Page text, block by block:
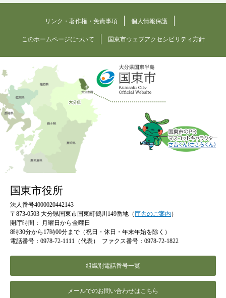
リンク・著作権・免責事項 個人情報保護
このホームページについて 国東市ウェブアクセシビリティ方針
国東市役所
法人番号4000020442143
〒873-0503 大分県国東市国東町鶴川149番地（庁舎のご案内 ）
開庁時間：
月曜日から金曜日
8時30分から17時00分まで（祝日・休日・年末年始を除く）
電話番号：0978-72-1111（代表）
ファクス番号：0978-72-1822
組織別電話番号一覧
メールでのお問い合わせはこちら